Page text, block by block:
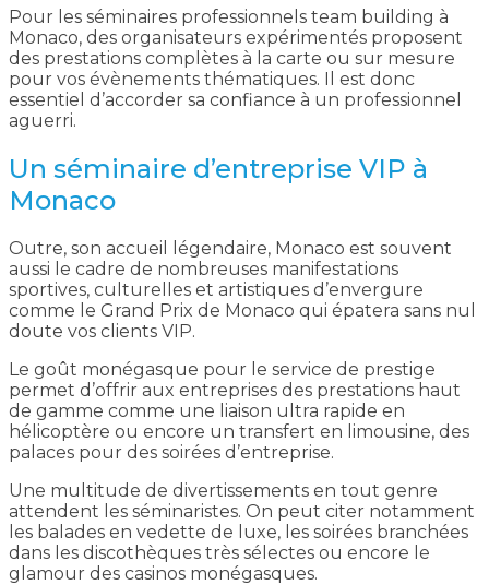
Pour les séminaires professionnels team building à
Monaco, des organisateurs expérimentés proposent
des prestations complètes à la carte ou sur mesure
pour vos évènements thématiques. Il est donc
essentiel d’accorder sa confiance à un professionnel
aguerri.
Un séminaire d’entreprise VIP à
Monaco
Outre, son accueil légendaire, Monaco est souvent
aussi le cadre de nombreuses manifestations
sportives, culturelles et artistiques d’envergure
comme le Grand Prix de Monaco qui épatera sans nul
doute vos clients VIP.
Le goût monégasque pour le service de prestige
permet d’offrir aux entreprises des prestations haut
de gamme comme une liaison ultra rapide en
hélicoptère ou encore un transfert en limousine, des
palaces pour des soirées d’entreprise.
Une multitude de divertissements en tout genre
attendent les séminaristes. On peut citer notamment
les balades en vedette de luxe, les soirées branchées
dans les discothèques très sélectes ou encore le
glamour des casinos monégasques.